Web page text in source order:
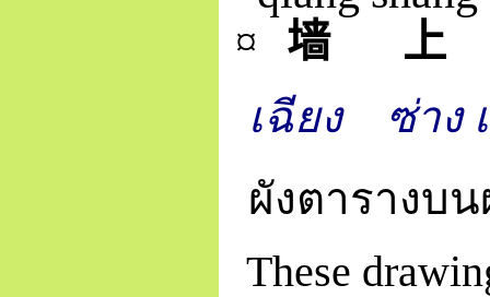
¤ 墙 上
เฉียง
ซ่าง
ผังตารางบ
These